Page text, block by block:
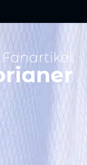
Fanartikel